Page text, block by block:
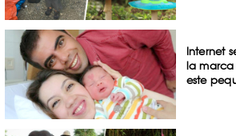
Internet
la
este